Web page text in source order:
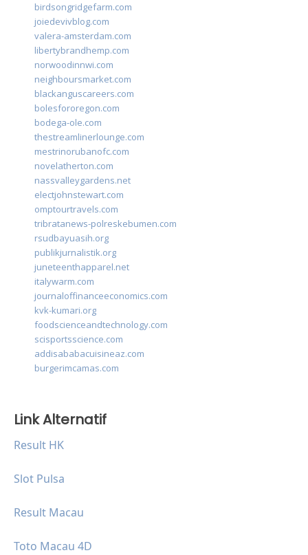
birdsongridgefarm.com
joiedevivblog.com
valera-amsterdam.com
libertybrandhemp.com
norwoodinnwi.com
neighboursmarket.com
blackanguscareers.com
bolesfororegon.com
bodega-ole.com
thestreamlinerlounge.com
mestrinorubanofc.com
novelatherton.com
nassvalleygardens.net
electjohnstewart.com
omptourtravels.com
tribratanews-polreskebumen.com
rsudbayuasih.org
publikjurnalistik.org
juneteenthapparel.net
italywarm.com
journaloffinanceeconomics.com
kvk-kumari.org
foodscienceandtechnology.com
scisportsscience.com
addisababacuisineaz.com
burgerimcamas.com
Link Alternatif
Result HK
Slot Pulsa
Result Macau
Toto Macau 4D